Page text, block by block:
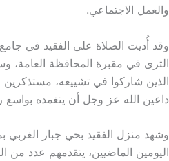
والعمل الاجتماعي.
وقد أُديت الصلاة على الفقيد في
الثرى في مقبرة المحافظة العامة،
الذين شاركوا في تشييعه،
داعين الله عز وجل أن يتغمده
وشهد منزل الفقيد بحي جبار الغربي
اليومين الماضيين، يتقدمهم عدد من